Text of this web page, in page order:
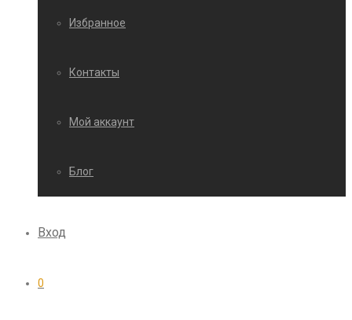
Избранное
Контакты
Мой аккаунт
Блог
Вход
0